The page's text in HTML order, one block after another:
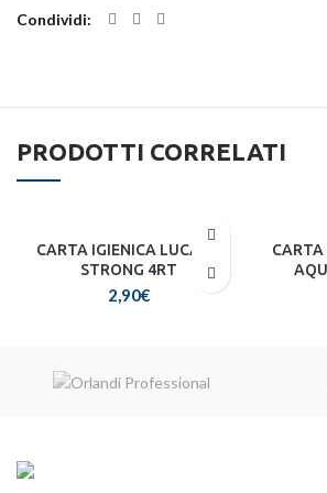
Condividi
PRODOTTI CORRELATI
CARTA IGIENICA LUCART
STRONG 4RT
2,90€
CARTA